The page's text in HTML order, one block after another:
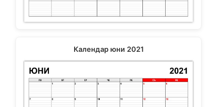
Календар юни 2021